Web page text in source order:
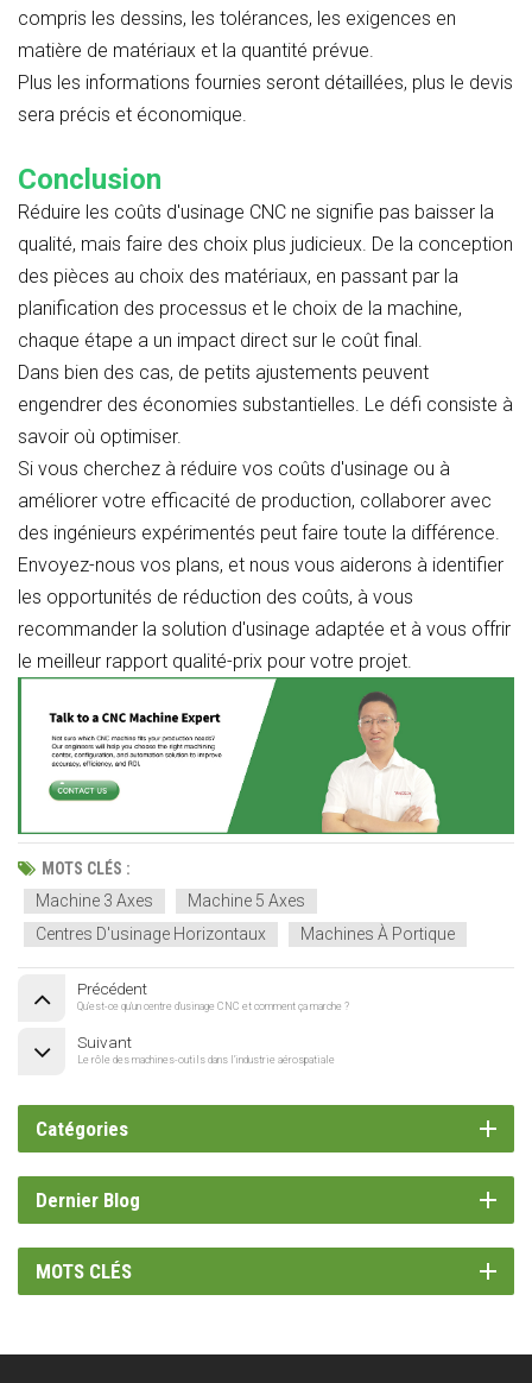
compris les dessins, les tolérances, les exigences en
matière de matériaux et la quantité prévue.
Plus les informations fournies seront détaillées, plus le devis
sera précis et économique.
Conclusion
Réduire les coûts d'usinage CNC ne signifie pas baisser la
qualité, mais faire des choix plus judicieux. De la conception
des pièces au choix des matériaux, en passant par la
planification des processus et le choix de la machine,
chaque étape a un impact direct sur le coût final.
Dans bien des cas, de petits ajustements peuvent
engendrer des économies substantielles. Le défi consiste à
savoir où optimiser.
Si vous cherchez à réduire vos coûts d'usinage ou à
améliorer votre efficacité de production, collaborer avec
des ingénieurs expérimentés peut faire toute la différence.
Envoyez-nous vos plans, et nous vous aiderons à identifier
les opportunités de réduction des coûts, à vous
recommander la solution d'usinage adaptée et à vous offrir
le meilleur rapport qualité-prix pour votre projet.
MOTS CLÉS :
Machine 3 Axes
Machine 5 Axes
Centres D'usinage Horizontaux
Machines À Portique
Précédent
Qu'est-ce qu'un centre d'usinage CNC et comment ça marche ?
Suivant
Le rôle des machines-outils dans l'industrie aérospatiale
Catégories
Dernier Blog
MOTS CLÉS